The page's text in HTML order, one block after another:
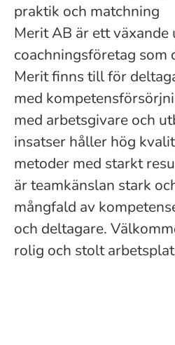
praktik och matchning
Merit AB är ett
coachningsföretag som
Merit finns till för
med
med arbetsgivare och
insatser håller hög
metoder med starkt
är teamkänslan stark
mångfald av
och deltagare.
rolig och stolt